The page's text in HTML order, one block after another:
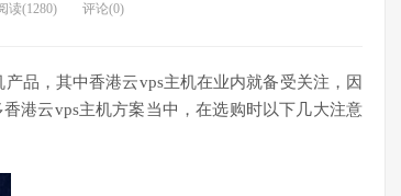
读(1280) 评论(0)
品，其中香港云vps主机在业内就备受关注，因
港云vps主机方案当中，在选购时以下几大注意